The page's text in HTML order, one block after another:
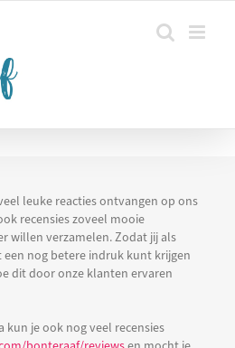
leuke reacties ontvangen op ons
recensies zoveel mooie
willen verzamelen. Zodat jij als
nog betere indruk kunt krijgen
dit door onze klanten ervaren
kun je ook nog veel recensies